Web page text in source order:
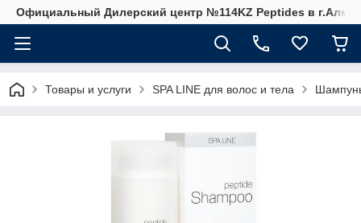
Официальный Дилерский центр №114KZ Peptides в
Товары и услуги SPA LINE для волос и тела